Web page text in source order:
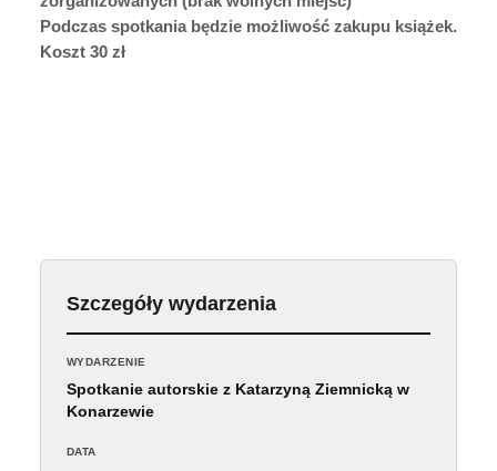
Podczas spotkania będzie możliwość zakupu książek.
Koszt 30 zł
Szczegóły wydarzenia
WYDARZENIE
Spotkanie autorskie z Katarzyną Ziemnicką w
Konarzewie
DATA